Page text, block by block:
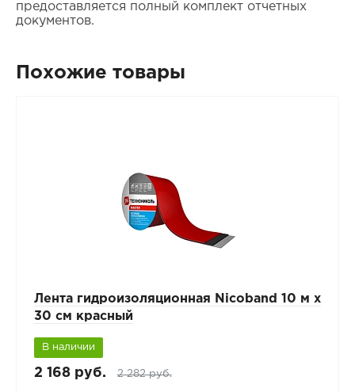
предоставляется полный комплект отчетных
документов.
Похожие товары
Лента гидроизоляционная Nicoband 10 м х
30 см красный
В наличии
2 168 руб. 2 282 руб.